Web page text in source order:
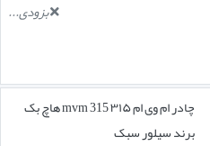
بزودی...
چادر ام وی ام ۳۱۵ mvm 315 هاچ بک
برند سیلور سبک